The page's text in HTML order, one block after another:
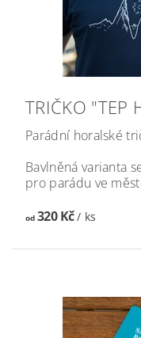
TRIČKO "TEP
Parádní horalské
Bavlněná varianta
pro parádu ve
od320 Kč/ ks